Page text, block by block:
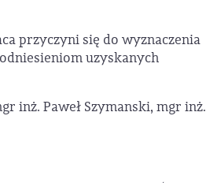
przyczyni się do wyznaczenia
uzyskanych
inż. Paweł Szymanski, mgr inż.